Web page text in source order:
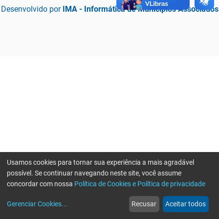
Desenvolvido por IMA - Informática de Municípios Associados
web
Notícias
more_horiz
Mais
Usamos cookies para tornar sua experiência a mais agradável
possível. Se continuar navegando neste site, você assume
concordar com nossa Política de Cookies e Política de privacidade
Gerenciar Cookies... Recusar Aceitar todos
Erro ao enviar informações, por favor tente novamente